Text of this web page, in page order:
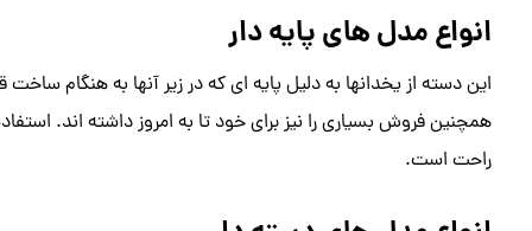
انواع مدل های پایه دار
این دسته از یخدانها به دلیل پایه ای که در زیر آنها به هنگام
همچنین فروش بسیاری را نیز برای خود تا به امروز داشته اند.
راحت است.